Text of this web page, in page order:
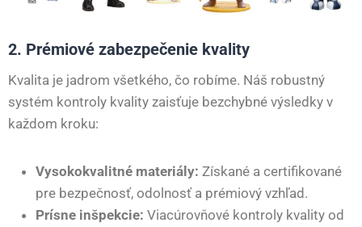
2. Prémiové zabezpečenie kvality
Kvalita je jadrom všetkého, čo robíme. Náš robustný
systém kontroly kvality zaisťuje bezchybné výsledky v
každom kroku:
Vysokokvalitné materiály: Získané a certifikované
pre bezpečnosť, odolnosť a prémiový vzhľad.
Prísne inšpekcie: Viacúrovňové kontroly kvality od